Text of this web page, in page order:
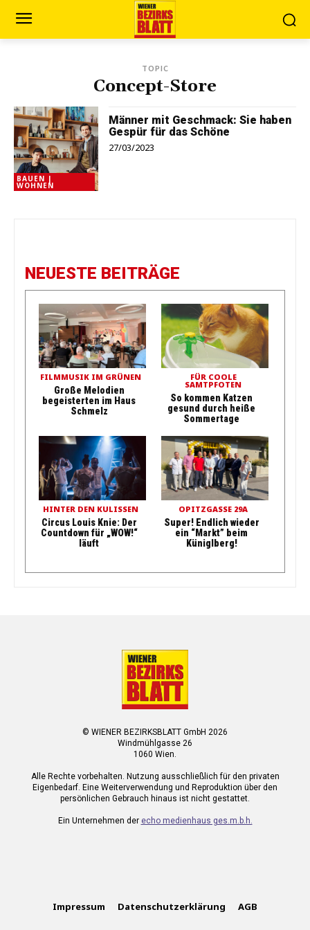
TOPIC
Concept-Store
BAUEN |
WOHNEN
Männer mit Geschmack: Sie haben
Gespür für das Schöne
27/03/2023
NEUESTE BEITRÄGE
FILMMUSIK IM GRÜNEN
Große Melodien
begeisterten im Haus
Schmelz
FÜR COOLE
SAMTPFOTEN
So kommen Katzen
gesund durch heiße
Sommertage
HINTER DEN KULISSEN
Circus Louis Knie: Der
Countdown für „WOW!“
läuft
OPITZGASSE 29A
Super! Endlich wieder
ein “Markt” beim
Küniglberg!
© WIENER BEZIRKSBLATT GmbH 2026
Windmühlgasse 26
1060 Wien.
Alle Rechte vorbehalten. Nutzung ausschließlich für den privaten
Eigenbedarf. Eine Weiterverwendung und Reproduktion über den
persönlichen Gebrauch hinaus ist nicht gestattet.
Ein Unternehmen der echo medienhaus ges.m.b.h.
Impressum Datenschutzerklärung AGB